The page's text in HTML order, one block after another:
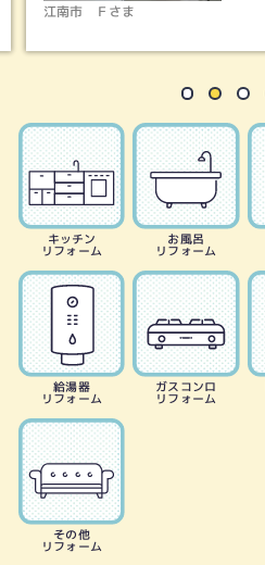
江南市 Ｆさま
キッチン
リフォーム
お風呂
リフォーム
給湯器
リフォーム
ガスコンロ
リフォーム
その他
リフォーム